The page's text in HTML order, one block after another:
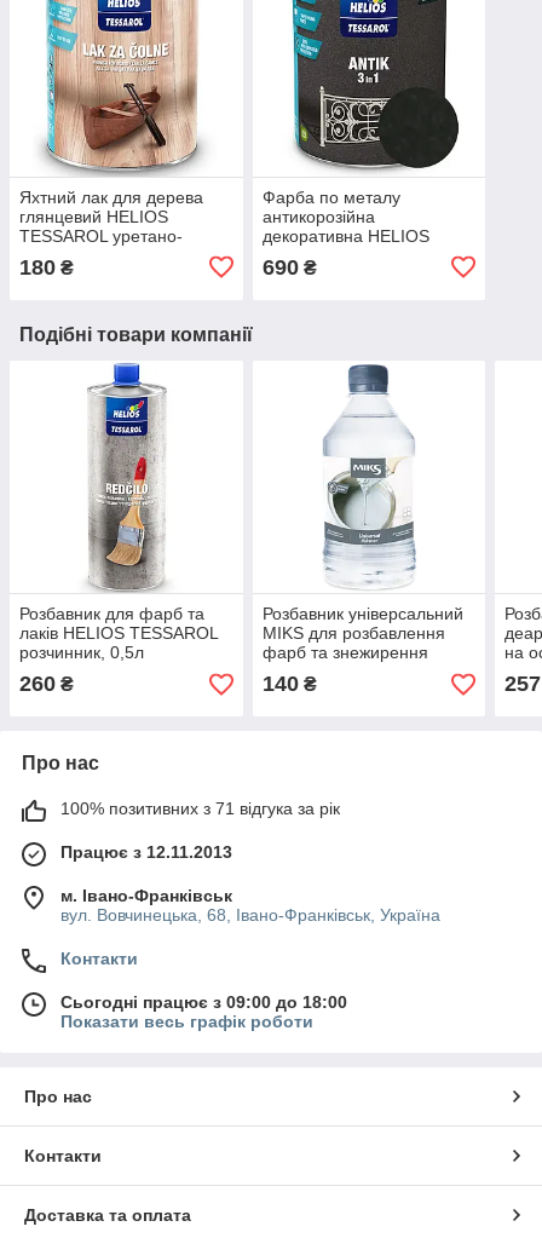
Яхтний лак для дерева
глянцевий HELIOS
TESSAROL уретано-
180 ₴
Фарба по металу
антикорозійна
декоративна HELIOS
антрацит, 0,75л
690₴
Подібні товари компанії
Розбавник для фарб та
лаків HELIOS TESSAROL
розчинник, 0,5л
260 ₴
Розбавник універсальний
MIKS для розбавлення
фарб та знежирення
0,45л
140₴
на
257
Про нас
100% позитивних з 71 відгука за рік
Працює з 12.11.2013
м. Івано-Франківськ
вул. Вовчинецька, 68, Івано-Франківськ, Україна
Контакти
Сьогодні працює з 09:00 до 18:00
Показати весь графік роботи
Про нас
Контакти
Доставка та оплата